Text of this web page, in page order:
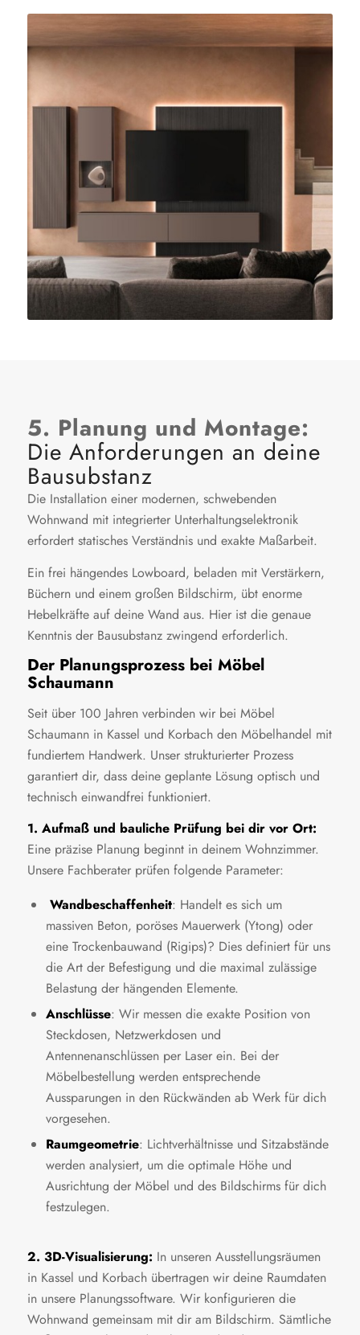
5. Planung und Montage:
Die Anforderungen an deine
Bausubstanz
Die Installation einer modernen, schwebenden
Wohnwand mit integrierter Unterhaltungselektronik
erfordert statisches Verständnis und exakte Maßarbeit.
Ein frei hängendes Lowboard, beladen mit Verstärkern,
Büchern und einem großen Bildschirm, übt enorme
Hebelkräfte auf deine Wand aus. Hier ist die genaue
Kenntnis der Bausubstanz zwingend erforderlich.
Der Planungsprozess bei Möbel
Schaumann
Seit über 100 Jahren verbinden wir bei Möbel
Schaumann in Kassel und Korbach den Möbelhandel mit
fundiertem Handwerk. Unser strukturierter Prozess
garantiert dir, dass deine geplante Lösung optisch und
technisch einwandfrei funktioniert.
1. Aufmaß und bauliche Prüfung bei dir vor Ort:
Eine präzise Planung beginnt in deinem Wohnzimmer.
Unsere Fachberater prüfen folgende Parameter:
Wandbeschaffenheit: Handelt es sich um
massiven Beton, poröses Mauerwerk (Ytong) oder
eine Trockenbauwand (Rigips)? Dies definiert für uns
die Art der Befestigung und die maximal zulässige
Belastung der hängenden Elemente.
Anschlüsse: Wir messen die exakte Position von
Steckdosen, Netzwerkdosen und
Antennenanschlüssen per Laser ein. Bei der
Möbelbestellung werden entsprechende
Aussparungen in den Rückwänden ab Werk für dich
vorgesehen.
Raumgeometrie: Lichtverhältnisse und Sitzabstände
werden analysiert, um die optimale Höhe und
Ausrichtung der Möbel und des Bildschirms für dich
festzulegen.
2. 3D-Visualisierung: In unseren Ausstellungsräumen
in Kassel und Korbach übertragen wir deine Raumdaten
in unsere Planungssoftware. Wir konfigurieren die
Wohnwand gemeinsam mit dir am Bildschirm. Sämtliche